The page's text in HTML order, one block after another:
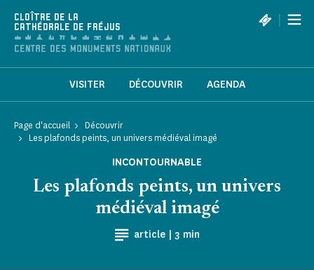
CLOÎTRE DE LA
CATHÉDRALE DE FRÉJUS
|
VISITER DÉCOUVRIR AGENDA
Page d'accueil
Découvrir
Les plafonds peints, un univers médiéval imagé
INCONTOURNABLE
article | Temps de Lecture
3 min
Les plafonds peints, un univers
médiéval imagé